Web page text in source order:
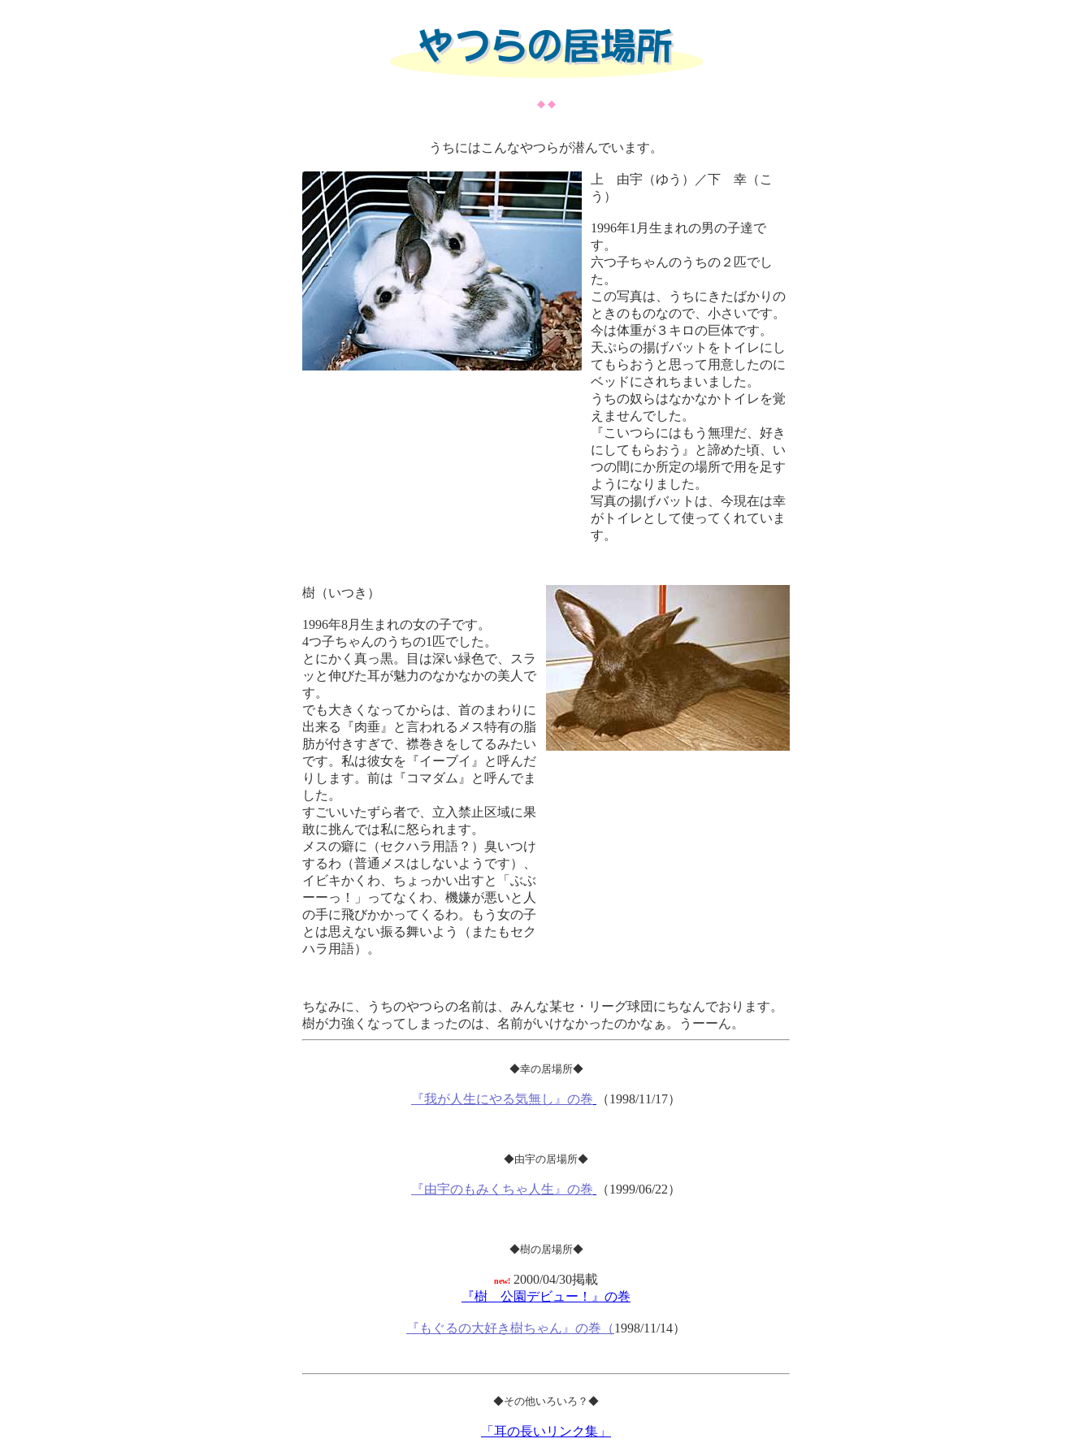
◆ ◆
うちにはこんなやつらが潜んでいます。
上 由宇（ゆう）／下 幸（こ
う）
1996年1月生まれの男の子達で
す。
六つ子ちゃんのうちの２匹でし
た。
この写真は、うちにきたばかりの
ときのものなので、小さいです。
今は体重が３キロの巨体です。
天ぷらの揚げバットをトイレにし
てもらおうと思って用意したのに
ベッドにされちまいました。
うちの奴らはなかなかトイレを覚
えませんでした。
『こいつらにはもう無理だ、好き
にしてもらおう』と諦めた頃、い
つの間にか所定の場所で用を足す
ようになりました。
写真の揚げバットは、今現在は幸
がトイレとして使ってくれていま
す。
樹（いつき）
1996年8月生まれの女の子です。
4つ子ちゃんのうちの1匹でした。
とにかく真っ黒。目は深い緑色で、スラ
ッと伸びた耳が魅力のなかなかの美人で
す。
でも大きくなってからは、首のまわりに
出来る『肉垂』と言われるメス特有の脂
肪が付きすぎで、襟巻きをしてるみたい
です。私は彼女を『イーブイ』と呼んだ
りします。前は『コマダム』と呼んでま
した。
すごいいたずら者で、立入禁止区域に果
敢に挑んでは私に怒られます。
メスの癖に（セクハラ用語？）臭いつけ
するわ（普通メスはしないようです）、
イビキかくわ、ちょっかい出すと「ぶぶ
ーーっ！」ってなくわ、機嫌が悪いと人
の手に飛びかかってくるわ。もう女の子
とは思えない振る舞いよう（またもセク
ハラ用語）。
ちなみに、うちのやつらの名前は、みんな某セ・リーグ球団にちなんでおります。
樹が力強くなってしまったのは、名前がいけなかったのかなぁ。うーーん。
◆幸の居場所◆
『我が人生にやる気無し』の巻 （1998/11/17）
◆由宇の居場所◆
『由宇のもみくちゃ人生』の巻 （1999/06/22）
◆樹の居場所◆
new! 2000/04/30掲載
『樹 公園デビュー！』の巻
『もぐるの大好き樹ちゃん』の巻（1998/11/14）
◆その他いろいろ？◆
「耳の長いリンク集」